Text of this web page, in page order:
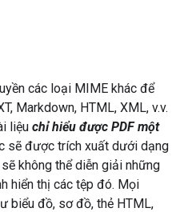
các loại MIME khác để
Markdown, HTML, XML, v.v.
liệu chỉ hiểu được PDF một
sẽ được trích xuất dưới dạng
không thể diễn giải những
hiển thị các tệp đó. Mọi
biểu đồ, sơ đồ, thẻ HTML,